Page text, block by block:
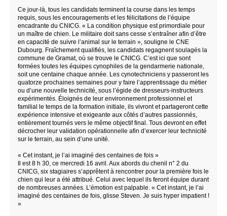
Ce jour-là, tous les candidats terminent la course dans les temps
requis, sous les encouragements et les félicitations de l’équipe
encadrante du CNICG. « La condition physique est primordiale pour
un maître de chien. Le militaire doit sans cesse s’entraîner afin d’être
en capacité de suivre l’animal sur le terrain », souligne le CNE
Dubourg. Fraîchement qualifiés, les candidats regagnent soulagés la
commune de Gramat, où se trouve le CNICG. C’est ici que sont
formées toutes les équipes cynophiles de la gendarmerie nationale,
soit une centaine chaque année. Les cynotechniciens y passeront les
quatorze prochaines semaines pour y faire l’apprentissage du métier
ou d’une nouvelle technicité, sous l’égide de dresseurs-instructeurs
expérimentés. Éloignés de leur environnement professionnel et
familial le temps de la formation initiale, ils vivront et partageront cette
expérience intensive et exigeante aux côtés d’autres passionnés,
entièrement tournés vers le même objectif final. Tous devront en effet
décrocher leur validation opérationnelle afin d’exercer leur technicité
sur le terrain, au sein d’une unité.
« Cet instant, je l’ai imaginé des centaines de fois »
Il est 8 h 30, ce mercredi 16 avril. Aux abords du chenil n° 2 du
CNICG, six stagiaires s’apprêtent à rencontrer pour la première fois le
chien qui leur a été attribué. Celui avec lequel ils feront équipe durant
de nombreuses années. L’émotion est palpable. « Cet instant, je l’ai
imaginé des centaines de fois, glisse Steven. Je suis hyper impatient !
»